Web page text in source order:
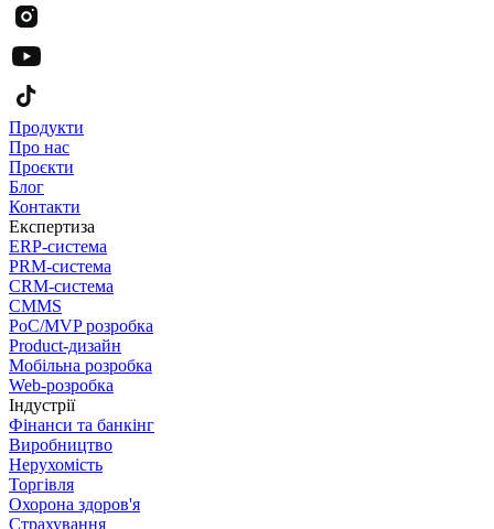
Продукти
Про нас
Проєкти
Блог
Контакти
Експертиза
ERP-система
PRM-система
CRM-система
CMMS
PoC/MVP розробка
Product-дизайн
Мобільна розробка
Web-розробка
Індустрії
Фінанси та банкінг
Виробництво
Нерухомість
Торгівля
Охорона здоров'я
Страхування